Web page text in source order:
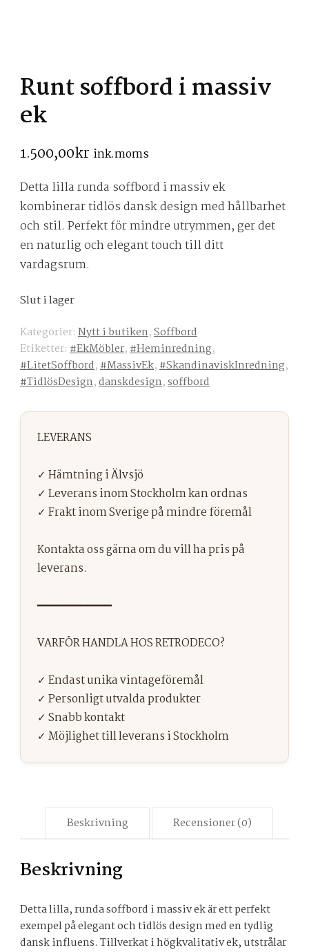
Runt soffbord i massiv
ek
1.500,00kr ink.moms
Detta lilla runda soffbord i massiv ek
kombinerar tidlös dansk design med hållbarhet
och stil. Perfekt för mindre utrymmen, ger det
en naturlig och elegant touch till ditt
vardagsrum.
Slut i lager
Kategorier: Nytt i butiken,Soffbord
Etiketter: #EkMöbler,#Heminredning,
#LitetSoffbord,#MassivEk,#SkandinaviskInredning,
#TidlösDesign,danskdesign,soffbord
Beskrivning Recensioner (0)
Beskrivning
Detta lilla, runda soffbord i massiv ek är ett perfekt
exempel på elegant och tidlös design med en tydlig
dansk influens. Tillverkat i högkvalitativ ek, utstrålar